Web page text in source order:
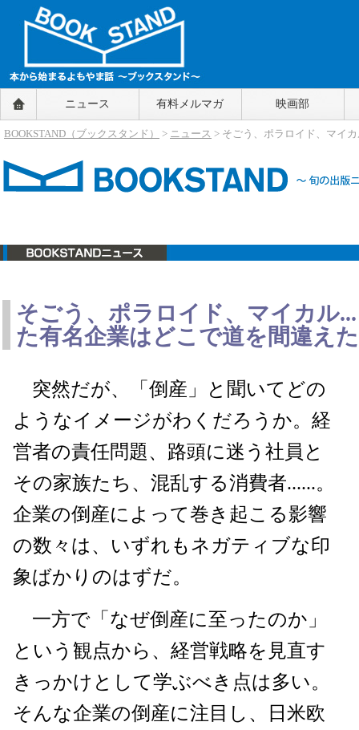
BOOKSTAND（ブックスタンド）
～本から始まるよもやま話～
BOOKSTAND（ブ
ニュース 有料メルマガ 映画部
BOOKSTAND（ブックスタンド） > ニュース > そごう、ポラロイド、マイ
そごう、ポラロイド、マイカル
た有名企業はどこで道を間違え
突然だが、「倒産」と聞いてどの
ようなイメージがわくだろうか。経
営者の責任問題、路頭に迷う社員と
その家族たち、混乱する消費者......。
企業の倒産によって巻き起こる影響
の数々は、いずれもネガティブな印
象ばかりのはずだ。
一方で「なぜ倒産に至ったのか」
という観点から、経営戦略を見直す
きっかけとして学ぶべき点は多い。
そんな企業の倒産に注目し、日米欧